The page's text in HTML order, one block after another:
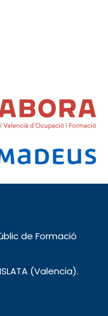
de Formació
(Valencia).